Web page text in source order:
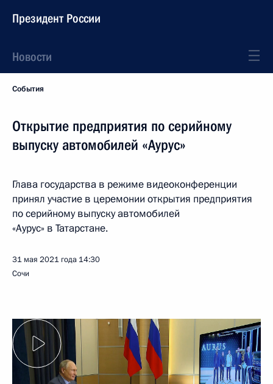
Президент России
Новости
События
Открытие предприятия по серийному
выпуску автомобилей «Аурус»
Глава государства в режиме видеоконференции
принял участие в церемонии открытия предприятия
по серийному выпуску автомобилей
«Аурус» в Татарстане.
31 мая 2021 года 14:30
Сочи